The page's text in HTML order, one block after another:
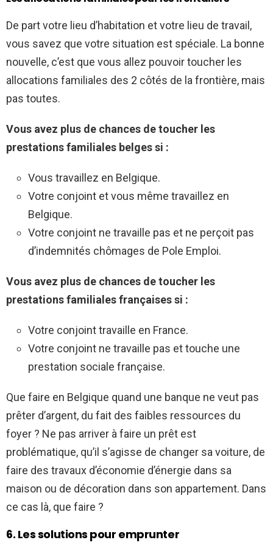
De part votre lieu d’habitation et votre lieu de travail,
vous savez que votre situation est spéciale. La bonne
nouvelle, c’est que vous allez pouvoir toucher les
allocations familiales des 2 côtés de la frontière, mais
pas toutes.
Vous avez plus de chances de toucher les
prestations familiales belges si :
Vous travaillez en Belgique.
Votre conjoint et vous même travaillez en
Belgique.
Votre conjoint ne travaille pas et ne perçoit pas
d’indemnités chômages de Pole Emploi.
Vous avez plus de chances de toucher les
prestations familiales françaises si :
Votre conjoint travaille en France.
Votre conjoint ne travaille pas et touche une
prestation sociale française.
Que faire en Belgique quand une banque ne veut pas
prêter d’argent, du fait des faibles ressources du
foyer ? Ne pas arriver à faire un prêt est
problématique, qu’il s’agisse de changer sa voiture, de
faire des travaux d’économie d’énergie dans sa
maison ou de décoration dans son appartement. Dans
ce cas là, que faire ?
6. Les solutions pour emprunter